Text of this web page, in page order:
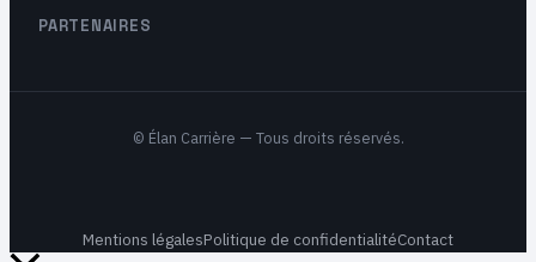
PARTENAIRES
© Élan Carrière — Tous droits réservés.
Mentions légalesPolitique de confidentialitéContact